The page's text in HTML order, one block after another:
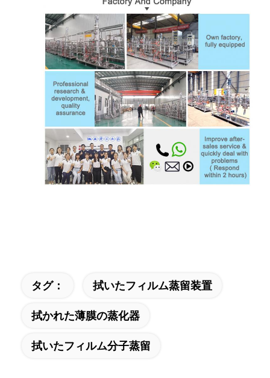
タグ： 拭いたフィルム蒸留装置
拭かれた薄膜の蒸化器
拭いたフィルム分子蒸留